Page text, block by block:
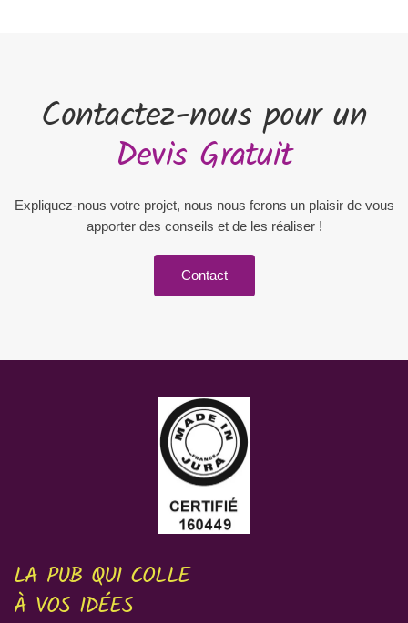
Contactez-nouspour un
Devis Gratuit
Expliquez-nous votre projet, nous nous ferons un plaisir de vous
apporter des conseils et de les réaliser !
Contact
LA PUB QUI COLLE
À VOS IDÉES